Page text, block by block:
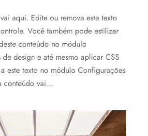
aqui. Edite ou remova este texto
Você também pode estilizar
conteúdo no módulo
design e até mesmo aplicar CSS
este texto no módulo Configurações
conteúdo vai...